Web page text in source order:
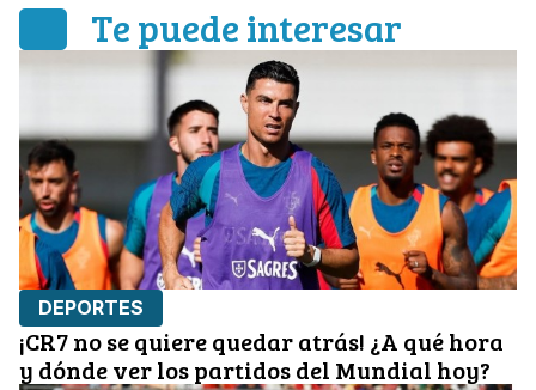
Te puede interesar
DEPORTES
¡CR7 no se quiere quedar atrás! ¿A qué hora
y dónde ver los partidos del Mundial hoy?